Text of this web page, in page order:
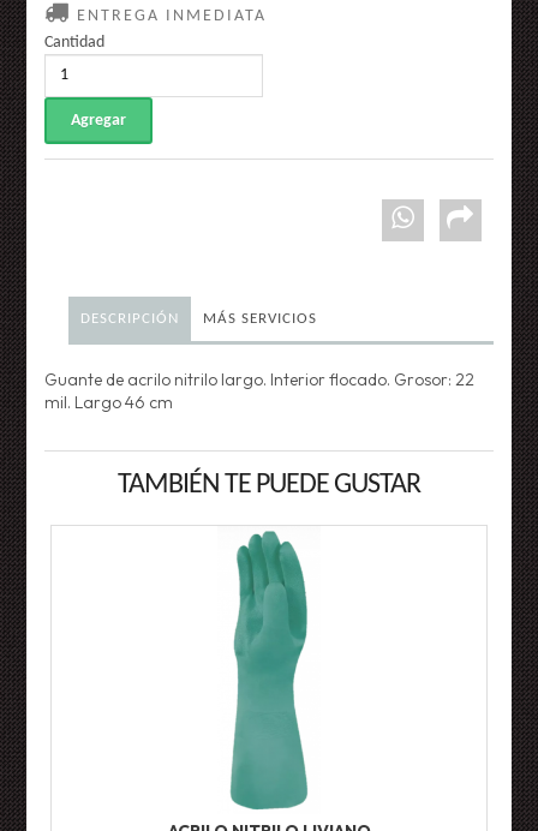
ENTREGA INMEDIATA
Cantidad
DESCRIPCIÓN MÁS SERVICIOS
Guante de acrilo nitrilo largo. Interior flocado. Grosor: 22
mil. Largo 46 cm
TAMBIÉN TE PUEDE GUSTAR